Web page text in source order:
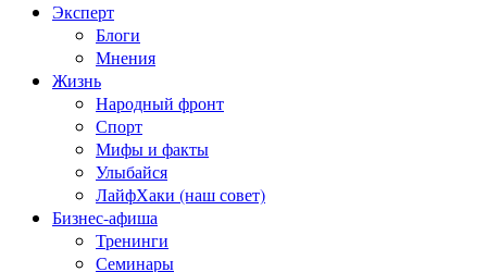
Эксперт
Блоги
Мнения
Жизнь
Народный фронт
Спорт
Мифы и факты
Улыбайся
ЛайфХаки (наш совет)
Бизнес-афиша
Тренинги
Семинары